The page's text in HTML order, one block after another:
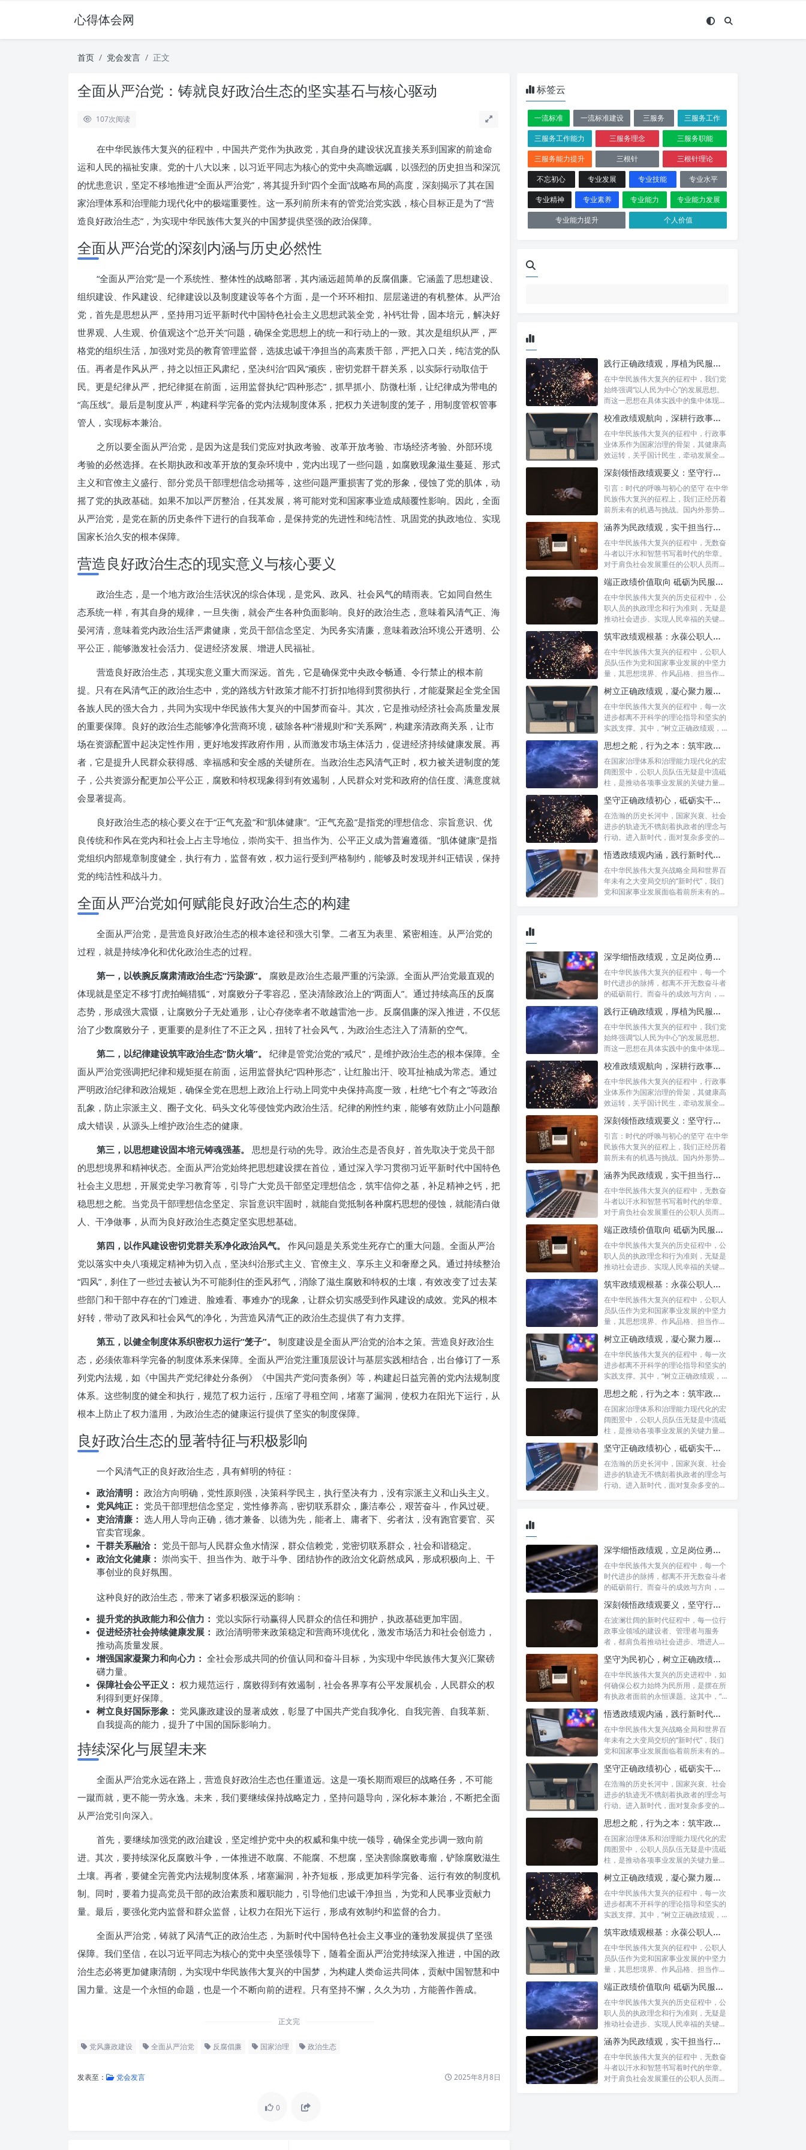
心得体会网
首页 党会发言 正文
全面从严治党：铸就良好政治生态的坚实基石与核心驱动
107次阅读
在中华民族伟大复兴的征程中，中国共产党作为执政党，其自身的建设状况直接关系到国家的前途命
运和人民的福祉安康。党的十八大以来，以习近平同志为核心的党中央高瞻远瞩，以强烈的历史担当和深沉
的忧患意识，坚定不移地推进“全面从严治党”，将其提升到“四个全面”战略布局的高度，深刻揭示了其在国
家治理体系和治理能力现代化中的极端重要性。这一系列前所未有的管党治党实践，核心目标正是为了“营
造良好政治生态”，为实现中华民族伟大复兴的中国梦提供坚强的政治保障。
全面从严治党的深刻内涵与历史必然性
“全面从严治党”是一个系统性、整体性的战略部署，其内涵远超简单的反腐倡廉。它涵盖了思想建设、
组织建设、作风建设、纪律建设以及制度建设等各个方面，是一个环环相扣、层层递进的有机整体。从严治
党，首先是思想从严，坚持用习近平新时代中国特色社会主义思想武装全党，补钙壮骨，固本培元，解决好
世界观、人生观、价值观这个“总开关”问题，确保全党思想上的统一和行动上的一致。其次是组织从严，严
格党的组织生活，加强对党员的教育管理监督，选拔忠诚干净担当的高素质干部，严把入口关，纯洁党的队
伍。再者是作风从严，持之以恒正风肃纪，坚决纠治“四风”顽疾，密切党群干群关系，以实际行动取信于
民。更是纪律从严，把纪律挺在前面，运用监督执纪“四种形态”，抓早抓小、防微杜渐，让纪律成为带电的
“高压线”。最后是制度从严，构建科学完备的党内法规制度体系，把权力关进制度的笼子，用制度管权管事
管人，实现标本兼治。
之所以要全面从严治党，是因为这是我们党应对执政考验、改革开放考验、市场经济考验、外部环境
考验的必然选择。在长期执政和改革开放的复杂环境中，党内出现了一些问题，如腐败现象滋生蔓延、形式
主义和官僚主义盛行、部分党员干部理想信念动摇等，这些问题严重损害了党的形象，侵蚀了党的肌体，动
摇了党的执政基础。如果不加以严厉整治，任其发展，将可能对党和国家事业造成颠覆性影响。因此，全面
从严治党，是党在新的历史条件下进行的自我革命，是保持党的先进性和纯洁性、巩固党的执政地位、实现
国家长治久安的根本保障。
营造良好政治生态的现实意义与核心要义
政治生态，是一个地方政治生活状况的综合体现，是党风、政风、社会风气的晴雨表。它如同自然生
态系统一样，有其自身的规律，一旦失衡，就会产生各种负面影响。良好的政治生态，意味着风清气正、海
晏河清，意味着党内政治生活严肃健康，党员干部信念坚定、为民务实清廉，意味着政治环境公开透明、公
平公正，能够激发社会活力、促进经济发展、增进人民福祉。
营造良好政治生态，其现实意义重大而深远。首先，它是确保党中央政令畅通、令行禁止的根本前
提。只有在风清气正的政治生态中，党的路线方针政策才能不打折扣地得到贯彻执行，才能凝聚起全党全国
各族人民的强大合力，共同为实现中华民族伟大复兴的中国梦而奋斗。其次，它是推动经济社会高质量发展
的重要保障。良好的政治生态能够净化营商环境，破除各种“潜规则”和“关系网”，构建亲清政商关系，让市
场在资源配置中起决定性作用，更好地发挥政府作用，从而激发市场主体活力，促进经济持续健康发展。再
者，它是提升人民群众获得感、幸福感和安全感的关键所在。当政治生态风清气正时，权力被关进制度的笼
子，公共资源分配更加公平公正，腐败和特权现象得到有效遏制，人民群众对党和政府的信任度、满意度就
会显著提高。
良好政治生态的核心要义在于“正气充盈”和“肌体健康”。“正气充盈”是指党的理想信念、宗旨意识、优
良传统和作风在党内和社会上占主导地位，崇尚实干、担当作为、公平正义成为普遍遵循。“肌体健康”是指
党组织内部规章制度健全，执行有力，监督有效，权力运行受到严格制约，能够及时发现并纠正错误，保持
党的纯洁性和战斗力。
全面从严治党如何赋能良好政治生态的构建
全面从严治党，是营造良好政治生态的根本途径和强大引擎。二者互为表里、紧密相连。从严治党的
过程，就是持续净化和优化政治生态的过程。
第一，以铁腕反腐肃清政治生态“污染源”。
腐败是政治生态最严重的污染源。全面从严治党最直观的
体现就是坚定不移“打虎拍蝇猎狐”，对腐败分子零容忍，坚决清除政治上的“两面人”。通过持续高压的反腐
态势，形成强大震慑，让腐败分子无处遁形，让心存侥幸者不敢越雷池一步。反腐倡廉的深入推进，不仅惩
治了少数腐败分子，更重要的是刹住了不正之风，扭转了社会风气，为政治生态注入了清新的空气。
第二，以纪律建设筑牢政治生态“防火墙”。
纪律是管党治党的“戒尺”，是维护政治生态的根本保障。全
面从严治党强调把纪律和规矩挺在前面，运用监督执纪“四种形态”，让红脸出汗、咬耳扯袖成为常态。通过
严明政治纪律和政治规矩，确保全党在思想上政治上行动上同党中央保持高度一致，杜绝“七个有之”等政治
乱象，防止宗派主义、圈子文化、码头文化等侵蚀党内政治生活。纪律的刚性约束，能够有效防止小问题酿
成大错误，从源头上维护政治生态的健康。
第三，以思想建设固本培元铸魂强基。
思想是行动的先导。政治生态是否良好，首先取决于党员干部
的思想境界和精神状态。全面从严治党始终把思想建设摆在首位，通过深入学习贯彻习近平新时代中国特色
社会主义思想，开展党史学习教育等，引导广大党员干部坚定理想信念，筑牢信仰之基，补足精神之钙，把
稳思想之舵。当党员干部理想信念坚定、宗旨意识牢固时，就能自觉抵制各种腐朽思想的侵蚀，就能清白做
人、干净做事，从而为良好政治生态奠定坚实思想基础。
第四，以作风建设密切党群关系净化政治风气。
作风问题是关系党生死存亡的重大问题。全面从严治
党以落实中央八项规定精神为切入点，坚决纠治形式主义、官僚主义、享乐主义和奢靡之风。通过持续整治
“四风”，刹住了一些过去被认为不可能刹住的歪风邪气，消除了滋生腐败和特权的土壤，有效改变了过去某
些部门和干部中存在的“门难进、脸难看、事难办”的现象，让群众切实感受到作风建设的成效。党风的根本
好转，带动了政风和社会风气的净化，为营造风清气正的政治生态提供了有力支撑。
第五，以健全制度体系织密权力运行“笼子”。
制度建设是全面从严治党的治本之策。营造良好政治生
态，必须依靠科学完备的制度体系来保障。全面从严治党注重顶层设计与基层实践相结合，出台修订了一系
列党内法规，如《中国共产党纪律处分条例》《中国共产党问责条例》等，构建起日益完善的党内法规制度
体系。这些制度的健全和执行，规范了权力运行，压缩了寻租空间，堵塞了漏洞，使权力在阳光下运行，从
根本上防止了权力滥用，为政治生态的健康运行提供了坚实的制度保障。
良好政治生态的显著特征与积极影响
一个风清气正的良好政治生态，具有鲜明的特征：
政治清明： 政治方向明确，党性原则强，决策科学民主，执行坚决有力，没有宗派主义和山头主义。
党风纯正： 党员干部理想信念坚定，党性修养高，密切联系群众，廉洁奉公，艰苦奋斗，作风过硬。
吏治清廉： 选人用人导向正确，德才兼备、以德为先，能者上、庸者下、劣者汰，没有跑官要官、买
官卖官现象。
干群关系融洽： 党员干部与人民群众鱼水情深，群众信赖党，党密切联系群众，社会和谐稳定。
政治文化健康： 崇尚实干、担当作为、敢于斗争、团结协作的政治文化蔚然成风，形成积极向上、干
事创业的良好氛围。
这种良好的政治生态，带来了诸多积极深远的影响：
提升党的执政能力和公信力： 党以实际行动赢得人民群众的信任和拥护，执政基础更加牢固。
促进经济社会持续健康发展： 政治清明带来政策稳定和营商环境优化，激发市场活力和社会创造力，
推动高质量发展。
增强国家凝聚力和向心力： 全社会形成共同的价值认同和奋斗目标，为实现中华民族伟大复兴汇聚磅
礴力量。
保障社会公平正义： 权力规范运行，腐败得到有效遏制，社会各界享有公平发展机会，人民群众的权
利得到更好保障。
树立良好国际形象： 党风廉政建设的显著成效，彰显了中国共产党自我净化、自我完善、自我革新、
自我提高的能力，提升了中国的国际影响力。
持续深化与展望未来
全面从严治党永远在路上，营造良好政治生态也任重道远。这是一项长期而艰巨的战略任务，不可能
一蹴而就，更不能一劳永逸。未来，我们要继续保持战略定力，坚持问题导向，深化标本兼治，不断把全面
从严治党引向深入。
首先，要继续加强党的政治建设，坚定维护党中央的权威和集中统一领导，确保全党步调一致向前
进。其次，要持续深化反腐败斗争，一体推进不敢腐、不能腐、不想腐，坚决割除腐败毒瘤，铲除腐败滋生
土壤。再者，要健全完善党内法规制度体系，堵塞漏洞，补齐短板，形成更加科学完备、运行有效的制度机
制。同时，要着力提高党员干部的政治素质和履职能力，引导他们忠诚干净担当，为党和人民事业贡献力
量。最后，要强化党内监督和群众监督，让权力在阳光下运行，形成有效制约和监督的合力。
全面从严治党，铸就了风清气正的政治生态，为新时代中国特色社会主义事业的蓬勃发展提供了坚强
保障。我们坚信，在以习近平同志为核心的党中央坚强领导下，随着全面从严治党持续深入推进，中国的政
治生态必将更加健康清朗，为实现中华民族伟大复兴的中国梦，为构建人类命运共同体，贡献中国智慧和中
国力量。这是一个永恒的命题，也是一个不断向前的进程。只有坚持不懈，久久为功，方能善作善成。
正文完
党风廉政建设 全面从严治党 反腐倡廉 国家治理 政治生态
发表至： 党会发言 2025年8月8日
0
标签云
一流标准 一流标准建设 三服务
三服务工作
三服务工作能力
三服务理念
三服务职能
三服务能力提升
三根针
三根针理论
不忘初心
专业发展 专业技能
专业水平
专业精神
专业素养 专业能力
专业能力发展
专业能力提升
个人价值
践行正确政绩观，厚植为民服务根基：迈向高质量发展的根本遵循
在中华民族伟大复兴的征程中，我们党
始终强调“以人民为中心”的发展思想。
而这一思想在具体实践中的集中体现，
校准政绩观航向，深耕行政事业本职：新时代高质量发展的双重 imperative
在中华民族伟大复兴的征程中，行政事
业体系作为国家治理的骨架，其健康高
效运转，关乎国计民生，牵动发展全
深刻领悟政绩观要义：坚守行政事业初心，绘就为民服务新篇章
引言：时代的呼唤与初心的坚守 在中华
民族伟大复兴的征程上，我们正经历着
前所未有的机遇与挑战。国内外形势复
涵养为民政绩观，实干担当行稳致远：新时代公仆的价值坐标与实践航向
在中华民族伟大复兴的征程中，无数奋
斗者以汗水和智慧书写着时代的华章。
对于肩负社会发展重任的公职人员而
端正政绩价值取向 砥砺为民服务初心：新时代公仆的责任与担当
在中华民族伟大复兴的历史征程中，公
职人员的执政理念和行为准则，无疑是
推动社会进步、实现人民幸福的关键所
筑牢政绩观根基：永葆公职人员本色的时代考量与实践路径
在中华民族伟大复兴的征程中，公职人
员队伍作为党和国家事业发展的中坚力
量，其思想境界、作风品格、担当作为
树立正确政绩观，凝心聚力履职尽责：新时代下的治理智慧与实践路径
在中华民族伟大复兴的征程中，每一次
进步都离不开科学的理论指导和坚实的
实践支撑。其中，“树立正确政绩观，凝
思想之舵，行为之本：筑牢政绩观根基，永葆公职人员本色
在国家治理体系和治理能力现代化的宏
阔图景中，公职人员队伍无疑是中流砥
柱，是推动各项事业发展的关键力量。
坚守正确政绩初心，砥砺实干担当精神：新时代高质量发展的核心引擎
在浩瀚的历史长河中，国家兴衰、社会
进步的轨迹无不镌刻着执政者的理念与
行动。进入新时代，面对复杂多变的国
悟透政绩观内涵，践行新时代使命：书写高质量发展的时代答卷
在中华民族伟大复兴战略全局和世界百
年未有之大变局交织的“新时代”，我们
党和国家事业发展面临着前所未有的机
深学细悟政绩观，立足岗位勇争先：新时代奋斗者的思想指引与实践航标
在中华民族伟大复兴的征程中，每一个
时代进步的脉搏，都离不开无数奋斗者
的砥砺前行。而奋斗的成效与方向，又
践行正确政绩观，厚植为民服务根基：迈向高质量发展的根本遵循
在中华民族伟大复兴的征程中，我们党
始终强调“以人民为中心”的发展思想。
而这一思想在具体实践中的集中体现，
校准政绩观航向，深耕行政事业本职：新时代高质量发展的双重 imperative
在中华民族伟大复兴的征程中，行政事
业体系作为国家治理的骨架，其健康高
效运转，关乎国计民生，牵动发展全
深刻领悟政绩观要义：坚守行政事业初心，绘就为民服务新篇章
引言：时代的呼唤与初心的坚守 在中华
民族伟大复兴的征程上，我们正经历着
前所未有的机遇与挑战。国内外形势复
涵养为民政绩观，实干担当行稳致远：新时代公仆的价值坐标与实践航向
在中华民族伟大复兴的征程中，无数奋
斗者以汗水和智慧书写着时代的华章。
对于肩负社会发展重任的公职人员而
端正政绩价值取向 砥砺为民服务初心：新时代公仆的责任与担当
在中华民族伟大复兴的历史征程中，公
职人员的执政理念和行为准则，无疑是
推动社会进步、实现人民幸福的关键所
筑牢政绩观根基：永葆公职人员本色的时代考量与实践路径
在中华民族伟大复兴的征程中，公职人
员队伍作为党和国家事业发展的中坚力
量，其思想境界、作风品格、担当作为
树立正确政绩观，凝心聚力履职尽责：新时代下的治理智慧与实践路径
在中华民族伟大复兴的征程中，每一次
进步都离不开科学的理论指导和坚实的
实践支撑。其中，“树立正确政绩观，凝
思想之舵，行为之本：筑牢政绩观根基，永葆公职人员本色
在国家治理体系和治理能力现代化的宏
阔图景中，公职人员队伍无疑是中流砥
柱，是推动各项事业发展的关键力量。
坚守正确政绩初心，砥砺实干担当精神：新时代高质量发展的核心引擎
在浩瀚的历史长河中，国家兴衰、社会
进步的轨迹无不镌刻着执政者的理念与
行动。进入新时代，面对复杂多变的国
深学细悟政绩观，立足岗位勇争先：新时代奋斗者的思想指引与实践航标
在中华民族伟大复兴的征程中，每一个
时代进步的脉搏，都离不开无数奋斗者
的砥砺前行。而奋斗的成效与方向，又
深刻领悟政绩观要义，坚守行政事业初心：新时代公仆的责任与担当
在波澜壮阔的新时代征程中，每一位行
政事业领域的建设者、管理者与服务
者，都肩负着推动社会进步、增进人民
坚守为民初心，树立正确政绩观念：以人民为中心的治理之道
在中华民族伟大复兴的历史进程中，如
何确保公权力始终为民所用，是摆在所
有执政者面前的永恒课题。这其中，“坚
悟透政绩观内涵，践行新时代使命：书写高质量发展的时代答卷
在中华民族伟大复兴战略全局和世界百
年未有之大变局交织的“新时代”，我们
党和国家事业发展面临着前所未有的机
坚守正确政绩初心，砥砺实干担当精神：新时代高质量发展的核心引擎
在浩瀚的历史长河中，国家兴衰、社会
进步的轨迹无不镌刻着执政者的理念与
行动。进入新时代，面对复杂多变的国
思想之舵，行为之本：筑牢政绩观根基，永葆公职人员本色
在国家治理体系和治理能力现代化的宏
阔图景中，公职人员队伍无疑是中流砥
柱，是推动各项事业发展的关键力量。
树立正确政绩观，凝心聚力履职尽责：新时代下的治理智慧与实践路径
在中华民族伟大复兴的征程中，每一次
进步都离不开科学的理论指导和坚实的
实践支撑。其中，“树立正确政绩观，凝
筑牢政绩观根基：永葆公职人员本色的时代考量与实践路径
在中华民族伟大复兴的征程中，公职人
员队伍作为党和国家事业发展的中坚力
量，其思想境界、作风品格、担当作为
端正政绩价值取向 砥砺为民服务初心：新时代公仆的责任与担当
在中华民族伟大复兴的历史征程中，公
职人员的执政理念和行为准则，无疑是
推动社会进步、实现人民幸福的关键所
涵养为民政绩观，实干担当行稳致远：新时代公仆的价值坐标与实践航向
在中华民族伟大复兴的征程中，无数奋
斗者以汗水和智慧书写着时代的华章。
对于肩负社会发展重任的公职人员而
全面从严治党的深刻内涵与历史
必然性